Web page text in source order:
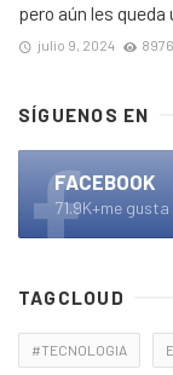
pero aún les queda
julio 9, 2024
SÍGUENOS EN
FACEBOOK
71.9K+me gusta
TAGCLOUD
#TECNOLOGIA